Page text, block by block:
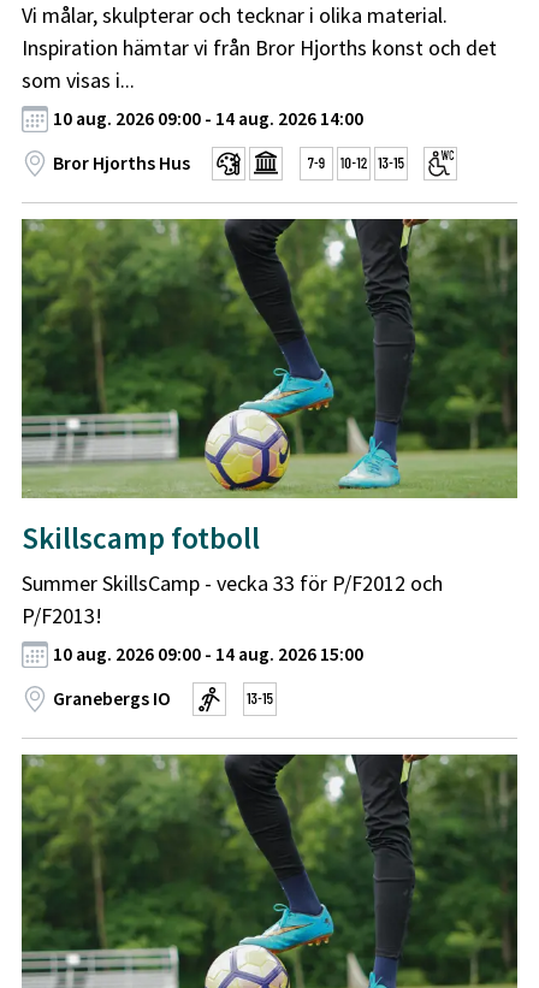
Vi målar, skulpterar och tecknar i olika material.
Inspiration hämtar vi från Bror Hjorths konst och det
som visas i...
10 aug. 2026 09:00 - 14 aug. 2026 14:00
Bror Hjorths Hus
Skillscamp fotboll
Summer SkillsCamp - vecka 33 för P/F2012 och
P/F2013!
10 aug. 2026 09:00 - 14 aug. 2026 15:00
Granebergs IO